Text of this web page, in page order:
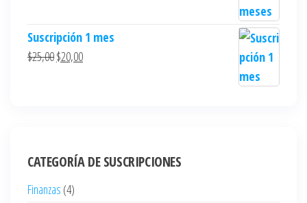
Suscripción 1 mes
$25,00$20,00
CATEGORÍA DE SUSCRIPCIONES
Finanzas (4)